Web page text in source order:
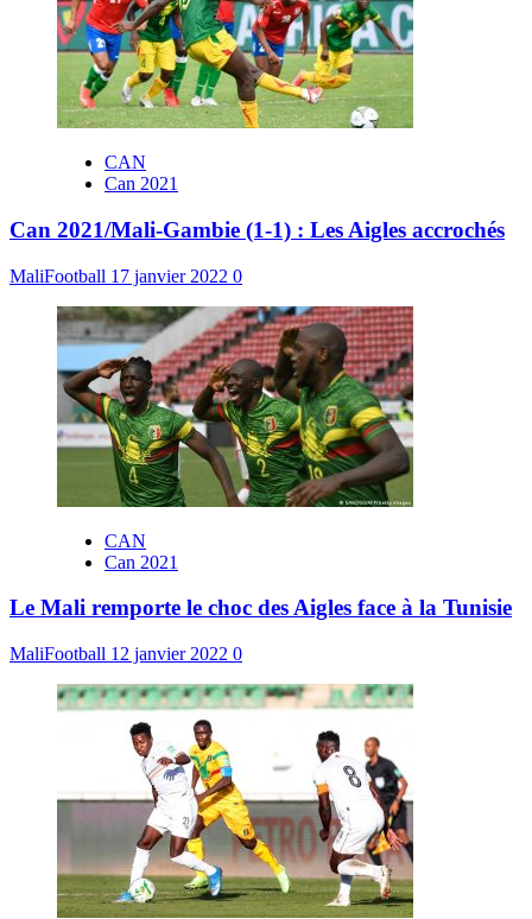
CAN
Can 2021
Can 2021/Mali-Gambie (1-1) : Les Aigles accrochés
MaliFootball 17 janvier 2022 0
CAN
Can 2021
Le Mali remporte le choc des Aigles face à la Tunisie
MaliFootball 12 janvier 2022 0